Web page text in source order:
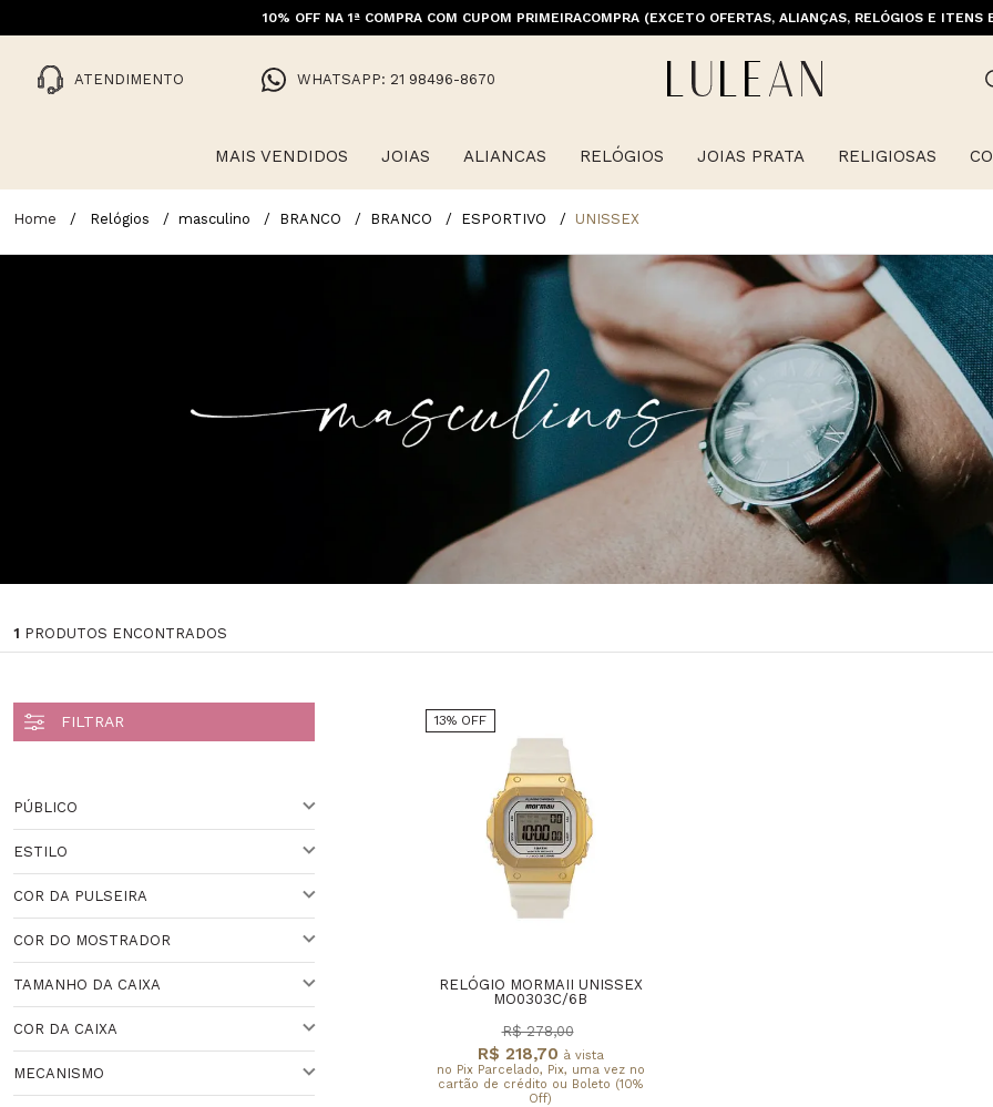
10% OFF NA 1ª COMPRA COM CUPOM PRIMEIRACOMPRA (EXCETO OFERTAS, ALIANÇAS, RELÓGIOS E ITENS
FRETE GRÁTIS ACIMA DE 399 PARA REGIÕES SELECIONADAS (EXCETO LINHA
ATENDIMENTO WHATSAPP: 21 98496-8670
MAIS VENDIDOS JOIAS ALIANCAS RELÓGIOS JOIAS PRATA RELIGIOSAS
Relógios masculino BRANCO BRANCO ESPORTIVO UNISSEX
1 PRODUTOS ENCONTRADOS
PÚBLICO
ESTILO
COR DA PULSEIRA
COR DO MOSTRADOR
TAMANHO DA CAIXA
COR DA CAIXA
MECANISMO
13% OFF
RELÓGIO MORMAII UNISSEX
MO0303C/6B
R$ 218,70 à vista
no Pix Parcelado, Pix, uma vez no
cartão de crédito ou Boleto (10%
Off)
R$ 278,00